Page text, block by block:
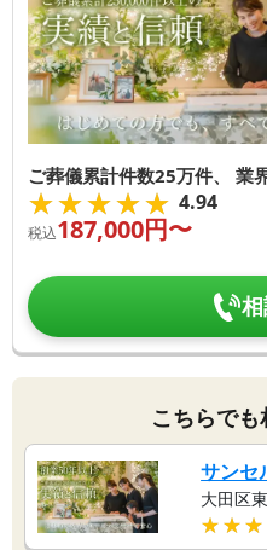
ご葬儀累計件数25万件、 業
★★★★★
★★★★★ 4.94
税込187,000円〜
こちらで
サンセ
大田区